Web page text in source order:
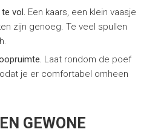
vol. Een kaars, een klein vaasje
zijn genoeg. Te veel spullen
Laat rondom de poef
je er comfortabel omheen
GEWONE